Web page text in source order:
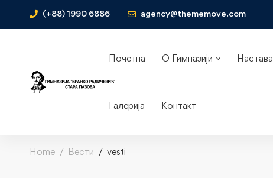
(+88) 1990 6886 agency@thememove.com
Почетна О Гимназији Настава
Галерија Контакт
Home Вести vesti